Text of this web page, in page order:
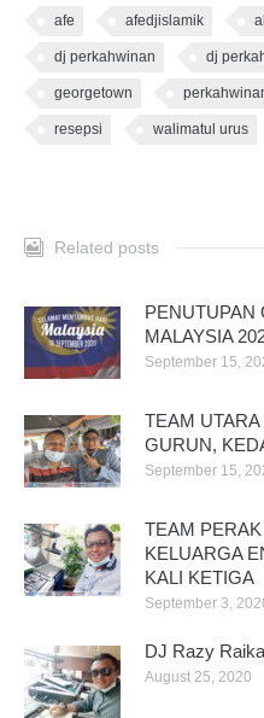
afe afedjislamik
dj perkahwinan dj
georgetown
resepsi walimatul urus
Related posts
PENUTUPAN
MALAYSIA
September 15,
TEAM
GURUN,
September 15,
TEAM
KELUARGA
KALI KETIGA
September 3,
DJ Razy
August 25, 2020